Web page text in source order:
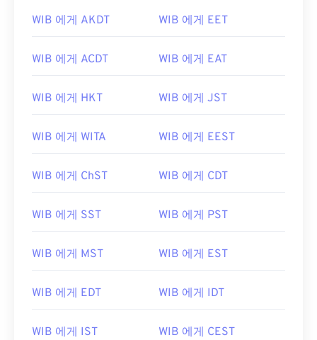
WIB 에게 AKDT WIB 에게 EET
WIB 에게 ACDT WIB 에게 EAT
WIB 에게 HKT WIB 에게 JST
WIB 에게 WITA WIB 에게 EEST
WIB 에게 ChST WIB 에게 CDT
WIB 에게 SST WIB 에게 PST
WIB 에게 MST WIB 에게 EST
WIB 에게 EDT WIB 에게 IDT
WIB 에게 IST WIB 에게 CEST